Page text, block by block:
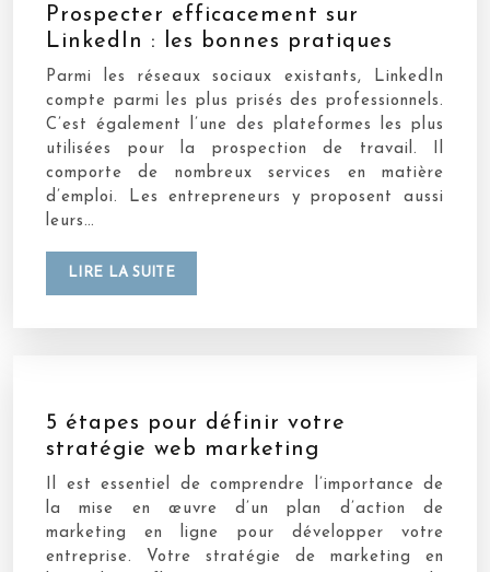
Prospecter efficacement sur
LinkedIn : les bonnes pratiques
Parmi les réseaux sociaux existants, LinkedIn
compte parmi les plus prisés des professionnels.
C’est également l’une des plateformes les plus
utilisées pour la prospection de travail. Il
comporte de nombreux services en matière
d’emploi. Les entrepreneurs y proposent aussi
leurs…
LIRE LA SUITE
5 étapes pour définir votre
stratégie web marketing
Il est essentiel de comprendre l’importance de
la mise en œuvre d’un plan d’action de
marketing en ligne pour développer votre
entreprise. Votre stratégie de marketing en